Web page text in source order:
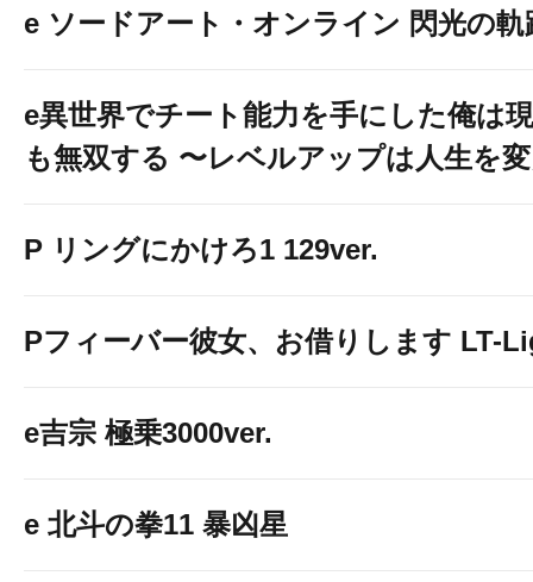
e ソードアート・オンライン 閃光の軌
e異世界でチート能力を手にした俺は
も無双する 〜レベルアップは人生を
P リングにかけろ1 129ver.
Pフィーバー彼女、お借りします LT-
e吉宗 極乗3000ver.
e 北斗の拳11 暴凶星